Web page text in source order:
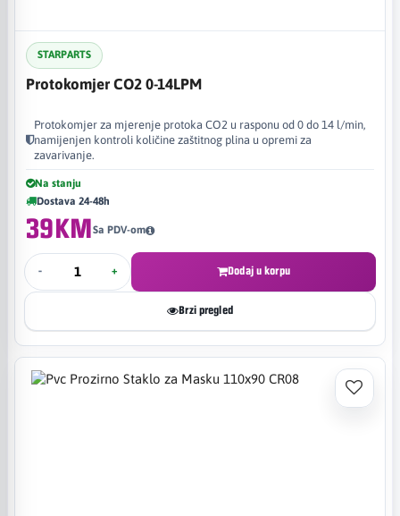
STARPARTS
Protokomjer CO2 0-14LPM
Protokomjer za mjerenje protoka CO2 u rasponu od 0 do 14 l/min,
namijenjen kontroli količine zaštitnog plina u opremi za
zavarivanje.
Na stanju
Dostava 24-48h
39KMSa PDV-om
- + Dodaj u korpu
Brzi pregled